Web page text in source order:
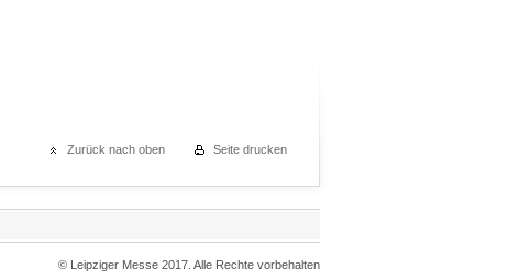
Seite drucken
Zurück nach oben
© Leipziger Messe 2017. Alle Rechte vorbehalten